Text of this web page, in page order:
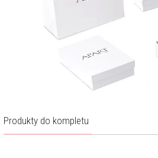
Produkty do kompletu